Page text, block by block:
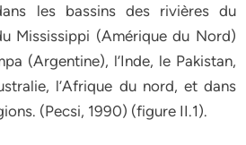
les bassins des rivières du
Mississippi (Amérique du Nord)
(Argentine), l’Inde, le Pakistan,
l’Afrique du nord, et dans
(Pecsi, 1990) (figure II.1).